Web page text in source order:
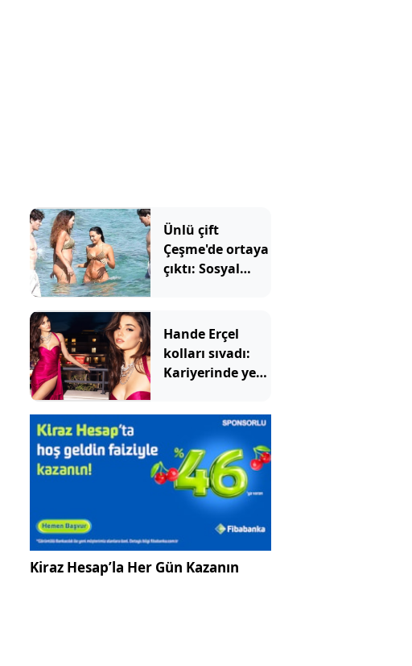
Ünlü çift
Çeşme'de ortaya
çıktı: Sosyal
konuşuyor
Hande Erçel
kolları sıvadı:
Kariyerinde yeni
Kiraz Hesap’la Her Gün Kazanın